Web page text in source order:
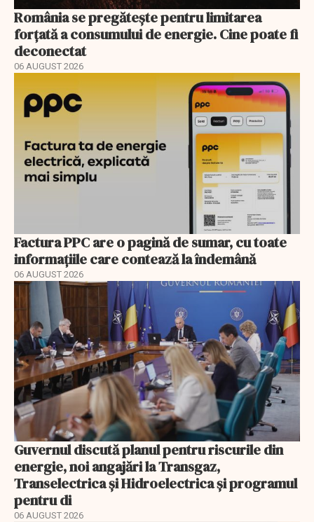
România se pregătește pentru limitarea
forțată a consumului de energie. Cine poate fi
deconectat
06 AUGUST 2026
Factura PPC are o pagină de sumar, cu toate
informațiile care contează la îndemână
06 AUGUST 2026
Guvernul discută planul pentru riscurile din
energie, noi angajări la Transgaz,
Transelectrica și Hidroelectrica și programul
pentru di
06 AUGUST 2026